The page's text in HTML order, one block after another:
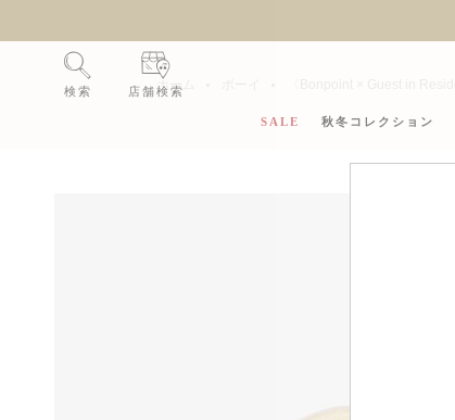
検索 店舗検索
SALE 秋冬コレクション
ホーム